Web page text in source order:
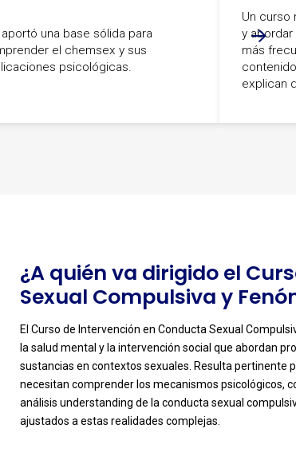
una base sólida para
el chemsex y sus
psicológicas.
Un curso
y
más
explican
¿A quién va dirigido el
Sexual Compulsiva y
El Curso de Intervención en Conducta Sexual
la salud mental y la intervención social que abordan
sustancias en contextos sexuales. Resulta pertinente
necesitan comprender los mecanismos psicológicos,
análisis understanding de la conducta sexual
ajustados a estas realidades complejas.
-